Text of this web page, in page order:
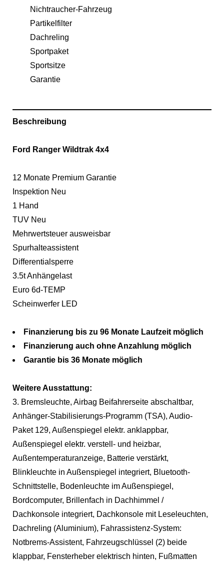
Nichtraucher-Fahrzeug
Partikelfilter
Dachreling
Sportpaket
Sportsitze
Garantie
Beschreibung
Ford Ranger Wildtrak 4x4
12 Monate Premium Garantie
Inspektion Neu
1 Hand
TUV Neu
Mehrwertsteuer ausweisbar
Spurhalteassistent
Differentialsperre
3.5t Anhängelast
Euro 6d-TEMP
Scheinwerfer LED
Finanzierung bis zu 96 Monate Laufzeit möglich
Finanzierung auch ohne Anzahlung möglich
Garantie bis 36 Monate möglich
Weitere Ausstattung:
3. Bremsleuchte, Airbag Beifahrerseite abschaltbar,
Anhänger-Stabilisierungs-Programm (TSA), Audio-
Paket 129, Außenspiegel elektr. anklappbar,
Außenspiegel elektr. verstell- und heizbar,
Außentemperaturanzeige, Batterie verstärkt,
Blinkleuchte in Außenspiegel integriert, Bluetooth-
Schnittstelle, Bodenleuchte im Außenspiegel,
Bordcomputer, Brillenfach in Dachhimmel /
Dachkonsole integriert, Dachkonsole mit Leseleuchten,
Dachreling (Aluminium), Fahrassistenz-System:
Notbrems-Assistent, Fahrzeugschlüssel (2) beide
klappbar, Fensterheber elektrisch hinten, Fußmatten